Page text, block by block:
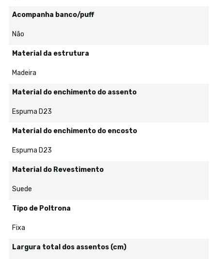
Acompanha banco/puff
Não
Material da estrutura
Madeira
Material do enchimento do assento
Espuma D23
Material do enchimento do encosto
Espuma D23
Material do Revestimento
Suede
Tipo de Poltrona
Fixa
Largura total dos assentos (cm)